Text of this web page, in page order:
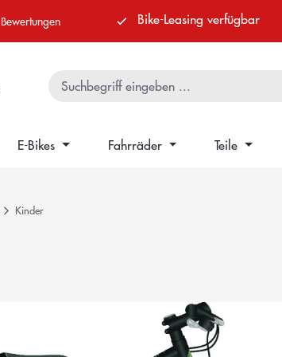
Bewertungen Bike-Leasing verfügbar
E-Bikes Fahrräder Teile
Kinder